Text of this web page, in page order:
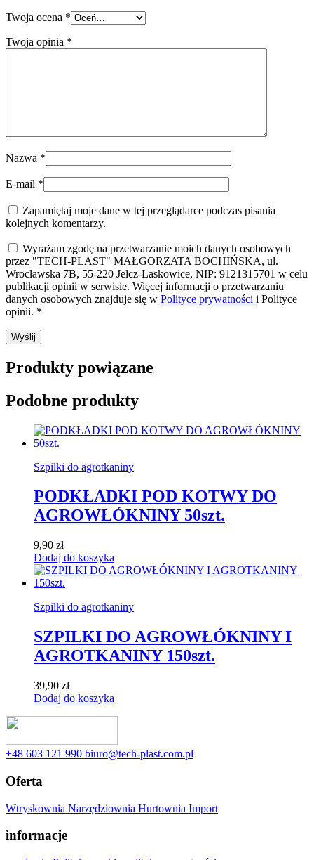
Twoja ocena *
Twoja opinia *
Nazwa *
E-mail *
Zapamiętaj moje dane w tej przeglądarce podczas pisania
kolejnych komentarzy.
Wyrażam zgodę na przetwarzanie moich danych osobowych
przez "TECH-PLAST" MAŁGORZATA BOCHIŃSKA, ul.
Wrocławska 7B, 55-220 Jelcz-Laskowice, NIP: 9121315701 w celu
publikacji opinii w serwisie. Więcej informacji o przetwarzaniu
danych osobowych znajduje się w Polityce prywatności i Polityce
opinii. *
Produkty powiązane
Podobne produkty
Szpilki do agrotkaniny
PODKŁADKI POD KOTWY DO
AGROWŁÓKNINY 50szt.
9,90 zł
Dodaj do koszyka
Szpilki do agrotkaniny
SZPILKI DO AGROWŁÓKNINY I
AGROTKANINY 150szt.
39,90 zł
Dodaj do koszyka
‭+48 603 121 990 biuro@tech-plast.com.pl
Oferta
Wtryskownia Narzędziownia Hurtownia Import
informacje